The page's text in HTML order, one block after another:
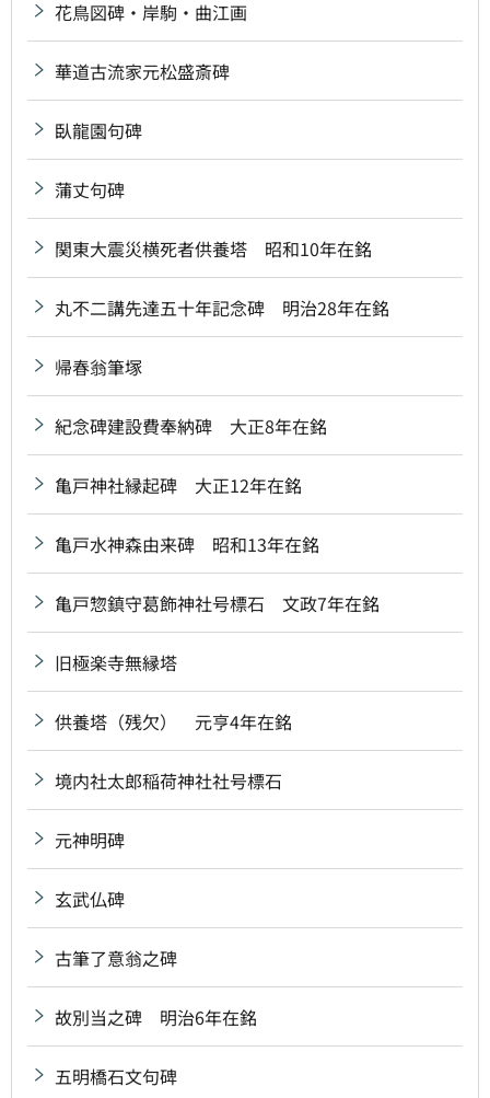
花鳥図碑・岸駒・曲江画
華道古流家元松盛斎碑
臥龍園句碑
蒲丈句碑
関東大震災横死者供養塔 昭和10年在銘
丸不二講先達五十年記念碑 明治28年在銘
帰春翁筆塚
紀念碑建設費奉納碑 大正8年在銘
亀戸神社縁起碑 大正12年在銘
亀戸水神森由来碑 昭和13年在銘
亀戸惣鎮守葛飾神社号標石 文政7年在銘
旧極楽寺無縁塔
供養塔（残欠） 元亨4年在銘
境内社太郎稲荷神社社号標石
元神明碑
玄武仏碑
古筆了意翁之碑
故別当之碑 明治6年在銘
五明橋石文句碑